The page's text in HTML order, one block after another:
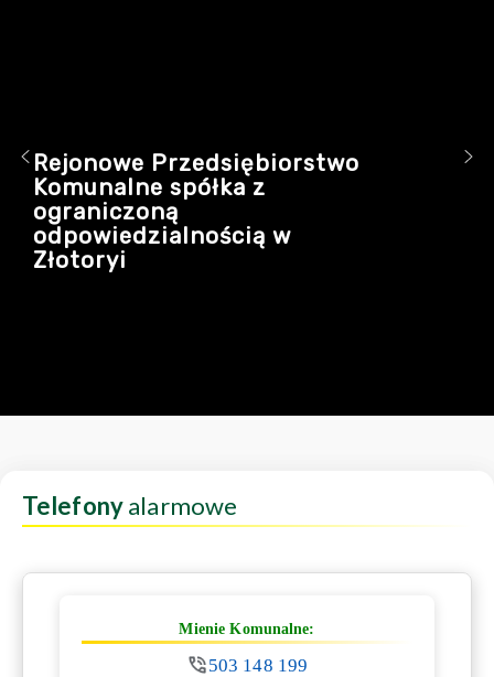
Rejonowe Przedsiębiorstwo
Komunalne spółka z
ograniczoną
odpowiedzialnością w
Złotoryi
Telefonyalarmowe
Mienie Komunalne:
503 148 199